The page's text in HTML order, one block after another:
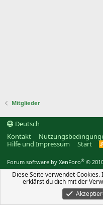
Mitglieder
Deutsch
Kontakt
Hilfe und Impressum
Start
Forum software by XenForo® ©
Diese Seite verwendet
erklärst du dich mit der